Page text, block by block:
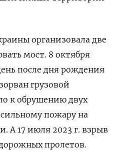
организовала две
мост. 8 октября
после дня рождения
грузовой
к обрушению двух
пожару на
А 17 июля 2023 г. взрыв
пролетов.